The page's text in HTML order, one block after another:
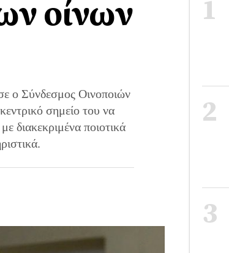
οίνων
ο Σύνδεσμος Οινοποιών
σημείο του να
διακεκριμένα ποιοτικά